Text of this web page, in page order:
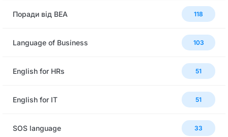
Поради від BEA 118
Language of Business 103
English for HRs 51
English for IT 51
SOS language 33